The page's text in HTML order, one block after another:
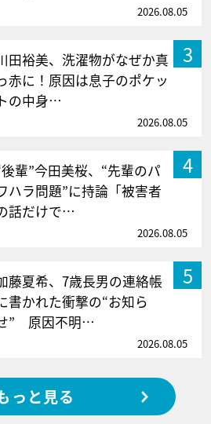
2026.08.05
3
田裕美、洗濯物がなぜか真
赤に！原因は息子のポケッ
トの中身…
2026.08.05
4
後輩”今田美桜、“先輩のパ
ハラ問題”に持論「被害者
話だけで…
2026.08.05
5
藤夏希、7歳長男の連絡帳
書かれた衝撃の“お知ら
” 原因不明…
2026.08.05
っと見る